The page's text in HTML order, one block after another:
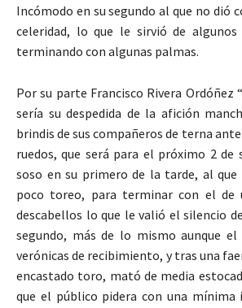
Incómodo en su segundo al que no dió
celeridad, lo que le sirvió de
terminando con algunas palmas.
Por su parte Francisco Rivera Ordóñez
sería su despedida de la afición
brindis de sus compañeros de terna ante
ruedos, que será para el próximo 2 de
soso en su primero de la tarde, al
poco toreo, para terminar con el de
descabellos lo que le valió el silencio
segundo, más de lo mismo aunque
verónicas de recibimiento, y tras una
encastado toro, mató de media
que el público pidera con una mínima